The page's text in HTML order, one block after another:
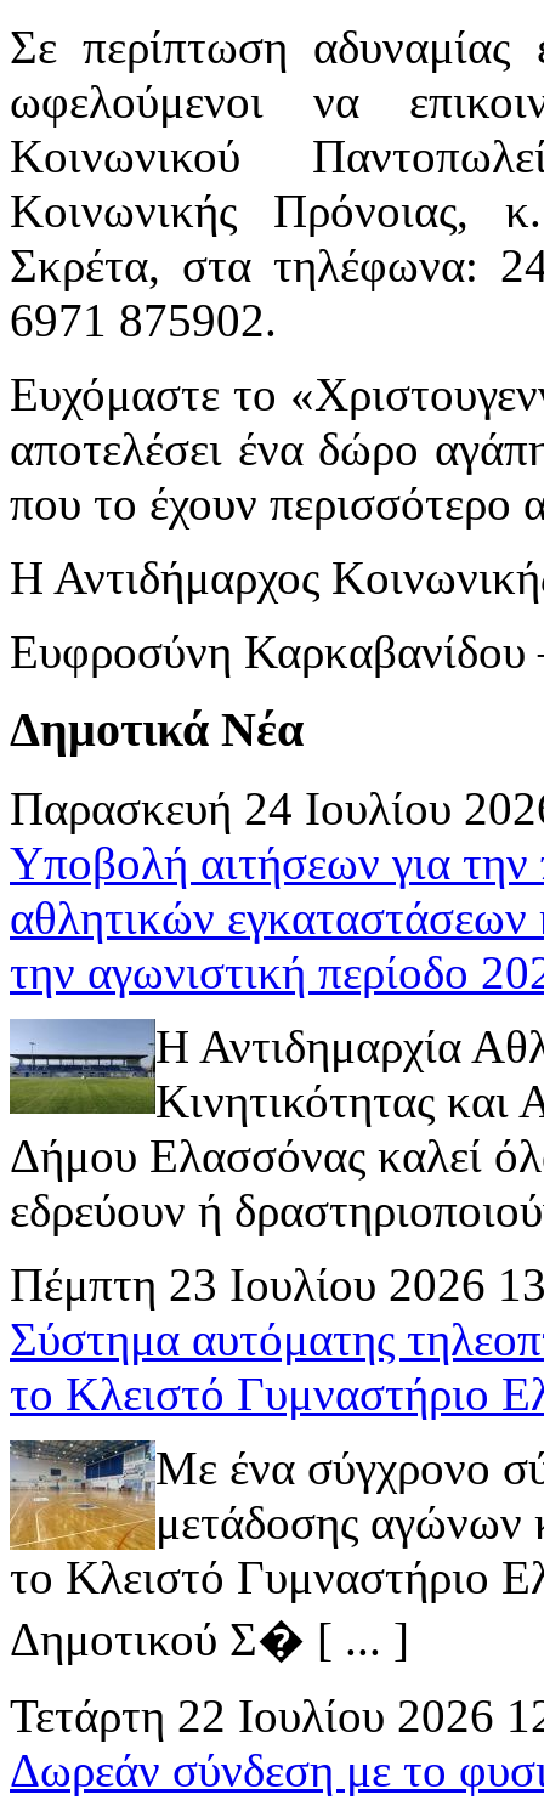
Σε περίπτωση αδυναμίας
ωφελούμενοι να
Κοινωνικού
Κοινωνικής Πρόνοιας,
Σκρέτα, στα τηλέφωνα:
6971 875902.
Ευχόμαστε το
αποτελέσει ένα δώρο
που το έχουν περισσότερο
Η Αντιδήμαρχος
Ευφροσύνη Καρκαβανίδου
Δημοτικά Νέα
Παρασκευή 24 Ιουλίου
Υποβολή αιτήσεων για
αθλητικών
την αγωνιστική περίοδο
Η Αντιδημαρχία
Κινητικότητας
Δήμου Ελασσόνας καλεί
εδρεύουν ή
Πέμπτη 23 Ιουλίου 2026
Σύστημα αυτόματης
το Κλειστό Γυμναστήριο
Με ένα σύγχρονο
μετάδοσης αγώνων
το Κλειστό Γυμναστήριο
Δημοτικού Σ� [ ... ]
Τετάρτη 22 Ιουλίου 2026
Δωρεάν σύνδεση με το